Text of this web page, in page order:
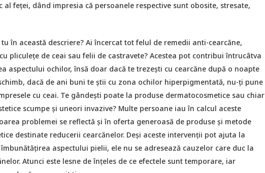
al feței, dând impresia că persoanele respective sunt obosite, stresate,
în această descriere? Ai încercat tot felul de remedii anti-cearcăne,
pliculețe de ceai sau felii de castravete? Acestea pot contribui întrucâtva
aspectului ochilor, însă doar dacă te trezești cu cearcăne după o noapte
dacă de ani buni te știi cu zona ochilor hiperpigmentată, nu-ți pune
cu ceai. Te gândești poate la produse dermatocosmetice sau chiar
scumpe și uneori invazive? Multe persoane iau în calcul aceste
problemei se reflectă și în oferta generoasă de produse și metode
destinate reducerii cearcănelor. Deși aceste intervenții pot ajuta la
aspectului pielii, ele nu se adresează cauzelor care duc la
Atunci este lesne de înțeles de ce efectele sunt temporare, iar